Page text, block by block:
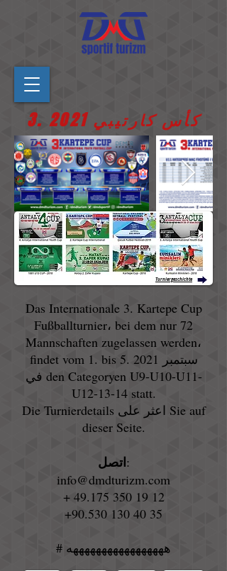
3. كأس كارتيبي 2021
Turniergeschichte
Das Internationale 3. Kartepe Cup
Fußballturnier، bei dem nur 72
Mannschaften zugelassen werden،
findet vom 1. bis 5. سبتمبر 2021
في den Categoryen U9-U10-U11-
U12-13-14 statt.
Die Turnierdetails اعثر على Sie auf
dieser Seite.
اتصل:
info@dmdturizm.com
+ 49.175 350 19 12
+90.530 130 40 35
# هههههههههههههههههه